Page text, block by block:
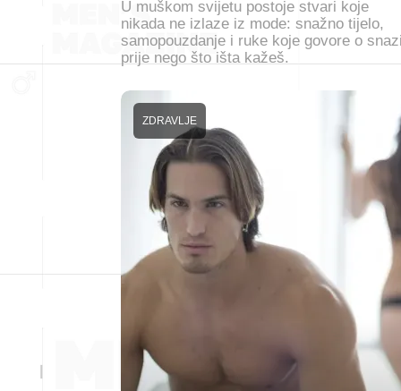
U muškom svijetu postoje stvari koje
nikada ne izlaze iz mode: snažno tijelo,
samopouzdanje i ruke koje govore o
prije nego što išta kažeš.
ZDRAVLJE